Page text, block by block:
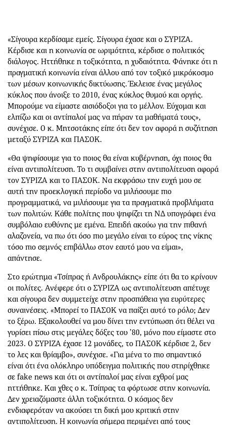
«Σίγουρα κερδίσαμε εμείς. Σίγουρα έχασε και ο ΣΥΡΙΖΑ.
Κέρδισε και η κοινωνία σε ωριμότητα, κέρδισε ο πολιτικός
διάλογος. Ηττήθηκε η τοξικότητα, η χυδαιότητα. Φάνηκε ότι η
πραγματική κοινωνία είναι άλλου από τον τοξικό μικρόκοσμο
των μέσων κοινωνικής δικτύωσης. Έκλεισε ένας μεγάλος
κύκλος που άνοιξε το 2010, ένας κύκλος θυμού και οργής.
Μπορούμε να είμαστε αισιόδοξοι για το μέλλον. Εύχομαι και
ελπίζω και οι αντίπαλοί μας να πήραν τα μαθήματά τους»,
συνέχισε. Ο κ. Μητσοτάκης είπε ότι δεν τον αφορά η συζήτηση
μεταξύ ΣΥΡΙΖΑ και ΠΑΣΟΚ.
«Θα ψηφίσουμε για το ποιος θα είναι κυβέρνηση, όχι ποιος θα
είναι αντιπολίτευση. Το τι συμβαίνει στην αντιπολίτευση αφορά
τον ΣΥΡΙΖΑ και το ΠΑΣΟΚ. Να εκφράσω την ευχή μου σε
αυτή την προεκλογική περίοδο να μιλήσουμε πιο
προγραμματικά, να μιλήσουμε για τα πραγματικά προβλήματα
των πολιτών. Κάθε πολίτης που ψηφίζει τη ΝΔ υπογράφει ένα
συμβόλαιο ευθύνης με εμένα. Επειδή ακούω για την πιθανή
αλαζονεία, να πω ότι όσο πιο μεγάλο είναι το εύρος της νίκης
τόσο πιο σεμνός επιβάλλω στον εαυτό μου να είμαι»,
απάντησε.
Στο ερώτημα «Τσίπρας ή Ανδρουλάκης» είπε ότι θα το κρίνουν
οι πολίτες. Ανέφερε ότι ο ΣΥΡΙΖΑ ως αντιπολίτευση απέτυχε
και σίγουρα δεν συμμετείχε στην προσπάθεια για ευρύτερες
συναινέσεις. «Μπορεί το ΠΑΣΟΚ να παίξει αυτό το ρόλο; Δεν
το ξέρω. Εξακολουθεί να μου δίνει την εντύπωση ότι θέλει να
γυρίσει πίσω στις μεγάλες δόξες του ’80, μόνο που είμαστε στο
2023. Ο ΣΥΡΙΖΑ έχασε 12 μονάδες, το ΠΑΣΟΚ κέρδισε 2, δεν
το λες και θρίαμβο», συνέχισε. «Για μένα το πιο σημαντικό
είναι ότι ένα ολόκληρο υπόδειγμα πολιτικής που στηρίχθηκε
σε fake news και ότι οι αντίπαλοί μας είναι εχθροί μας
ηττήθηκε. Και χθες ο κ. Τσίπρας τα φόρτωσε στην κοινωνία.
Δεν χρειαζόμαστε άλλη τοξικότητα. Ο κόσμος δεν
ενδιαφερόταν να ακούσει τη δική μου κριτική στην
αντιπολίτευση. Η κοινωνία σήμερα περιμένει από τους